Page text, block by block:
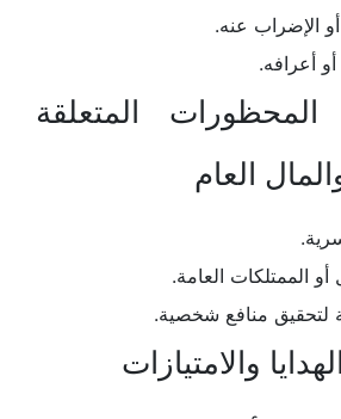
الإضراب عنه.
أعرافه.
(9): المحظورات المتعلقة
العام
الممتلكات العامة.
لتحقيق منافع شخصية.